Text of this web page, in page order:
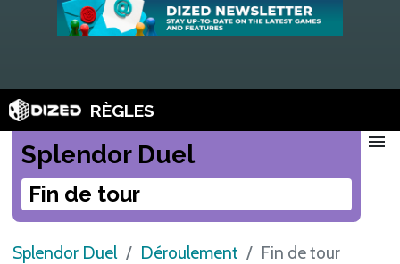
RÈGLES
Splendor Duel
Fin de tour
menu
Splendor Duel Déroulement Fin de tour